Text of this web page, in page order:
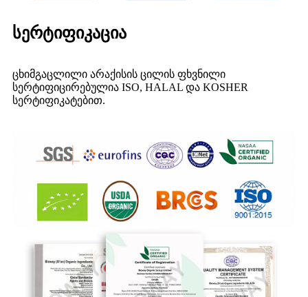
სერტიფიკაცია
ცხიმგაცლილი არაქისის ცილის ფხვნილი
სერტიფიცირებულია ISO, HALAL და KOSHER
სერტიფიკატებით.